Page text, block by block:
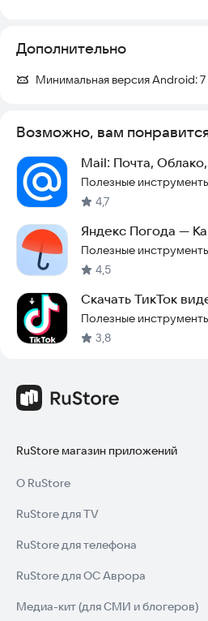
Дополнительно
Минимальная версия Android:7
Возможно, вам
Mail: Почта,
Полезные
4,7
Яндекс Погода —
Полезные
4,5
Скачать ТикТок
Полезные
3,8
RuStore магазин приложений
О RuStore
RuStore для TV
RuStore для телефона
RuStore для ОС Аврора
Медиа-кит (для СМИ и блогеров)